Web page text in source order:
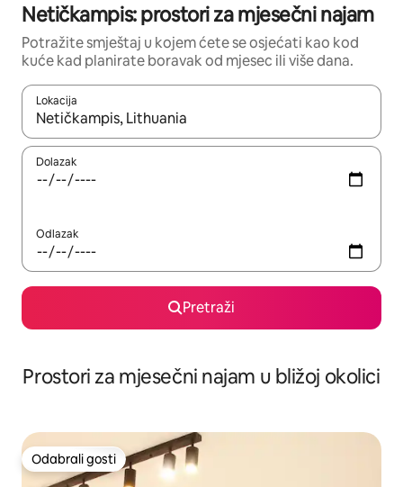
Netičkampis: prostori za mjesečni najam
Potražite smještaj u kojem ćete se osjećati kao kod
kuće kad planirate boravak od mjesec ili više dana.
Lokacija
Kada budu dostupni rezultati, moći ćete ih pregledati
Dolazak
Odlazak
Pretraži
Prostori za mjesečni najam u bližoj okolici
Odabrali gosti
Odabrali gosti